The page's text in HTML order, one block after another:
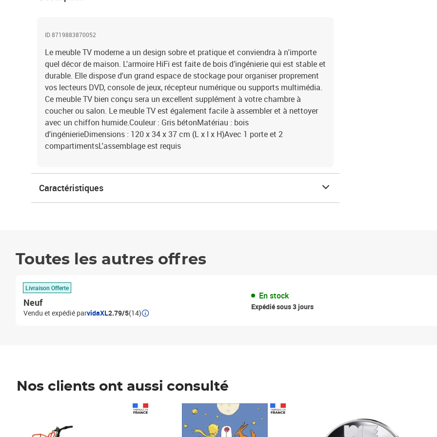
ID 8719883870052
Le meuble TV moderne a un design sobre et pratique et conviendra à n'importe
quel décor de maison. L'armoire HiFi est faite de bois d’ingénierie qui est stable et
durable. Elle dispose d'un grand espace de stockage pour organiser proprement
vos lecteurs DVD, console de jeux, récepteur numérique ou supports multimédia.
Ce meuble TV bien conçu sera un excellent supplément à votre chambre à
coucher ou salon. Le meuble TV est également facile à assembler et à nettoyer
avec un chiffon humide.Couleur : Gris bétonMatériau : bois
d'ingénierieDimensions : 120 x 34 x 37 cm (L x l x H)Avec 1 porte et 2
compartimentsL'assemblage est requis
Caractéristiques
Toutes les autres offres
Livraison Offerte
Neuf
Vendu et expédié parvidaXL2.79/5(14)
En stock
Expédié sous 3 jours
Nos clients ont aussi consulté
Prix 7,50€